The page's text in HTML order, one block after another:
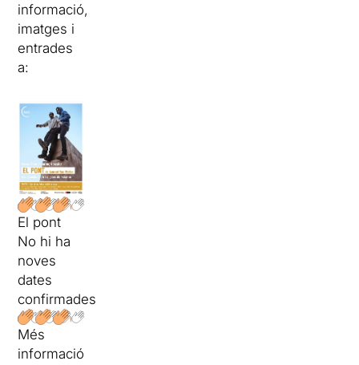
informació,
imatges i
entrades
a:
El pont
No hi ha
noves
dates
confirmades
Més
informació